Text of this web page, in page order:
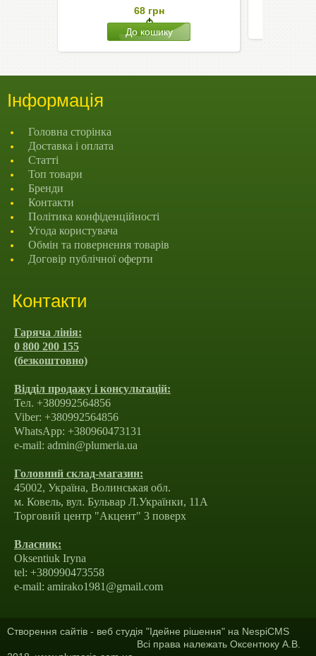
68 грн
Інформація
Головна сторінка
Доставка і оплата
Статті
Топ товари
Бренди
Контакти
Політика конфіденційності
Угода користувача
Обмін та повернення товарів
Договір публічної оферти
Контакти
Гаряча лінія:
0 800 200 155
(безкоштовно)
Відділ продажу і консультацій:
Тел. +380992564856
Viber: +380992564856
WhatsApp: +380960473131
e-mail: admin@plumeria.ua
Головний склад-магазин:
45002, Україна, Волинськая обл.
м. Ковель, вул. Бульвар Л.Українки, 11А
Торговий центр "Акцент" 3 поверх
Власник:
Oksentiuk Iryna
tel: +380990473558
e-mail: amirako1981@gmail.com
Створення сайтів - веб студія "Ідейне рішення" на NespiCMS
Всі права належать Оксентюку А.В.